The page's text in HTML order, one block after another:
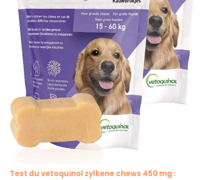
Test du vetoquinol zylkene chews 450 mg :